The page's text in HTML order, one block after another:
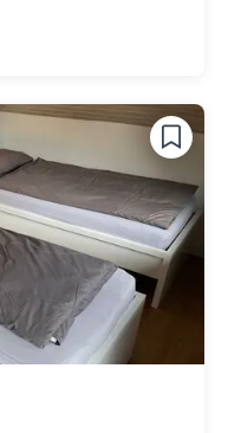
1 wechseln
2 wechseln
3 wechseln
4 wechseln